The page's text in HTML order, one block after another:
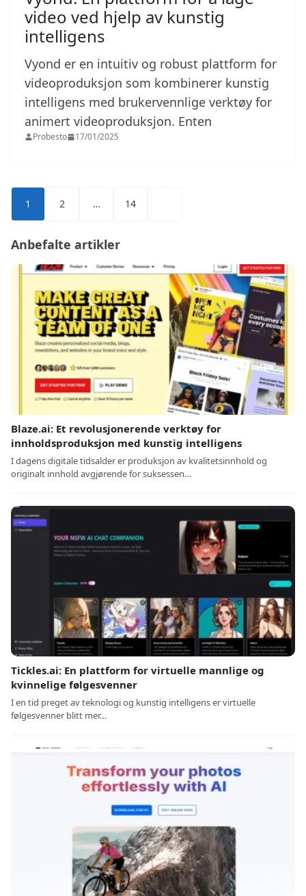
video ved hjelp av kunstig
intelligens
Vyond er en intuitiv og robust plattform for
videoproduksjon som kombinerer kunstig
intelligens med brukervennlige verktøy for
animert videoproduksjon. Enten
Probesto 17/01/2025
Sidepaginering
1 2 … 14
Anbefalte artikler
Blaze.ai: Et revolusjonerende verktøy for
innholdsproduksjon med kunstig intelligens
I dagens digitale tidsalder er produksjon av kvalitetsinnhold og
originalt innhold avgjørende for suksessen…
Tickles.ai: En plattform for virtuelle mannlige og
kvinnelige følgesvenner
I en tid preget av teknologi og kunstig intelligens er virtuelle
følgesvenner blitt mer…